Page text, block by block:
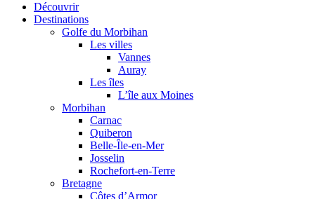
Découvrir
Destinations
Golfe du Morbihan
Les villes
Vannes
Auray
Les îles
L’île aux Moines
Morbihan
Carnac
Quiberon
Belle-Île-en-Mer
Josselin
Rochefort-en-Terre
Bretagne
Côtes d’Armor